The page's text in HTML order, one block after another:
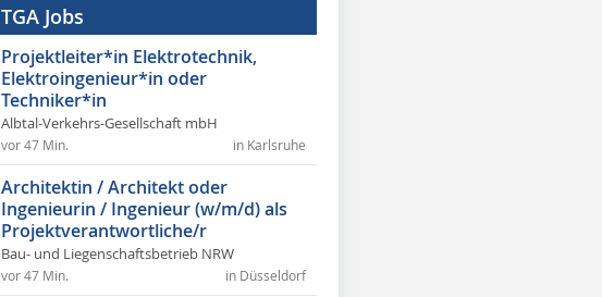
TGA Jobs
Projektleiter*in Elektrotechnik,
Elektroingenieur*in oder
Techniker*in
Albtal-Verkehrs-Gesellschaft mbH
in Karlsruhe
vor 47 Min.
Architektin / Architekt oder
Ingenieurin / Ingenieur (w/m/d) als
Projektverantwortliche/r
Bau- und Liegenschaftsbetrieb NRW
in Düsseldorf
vor 47 Min.